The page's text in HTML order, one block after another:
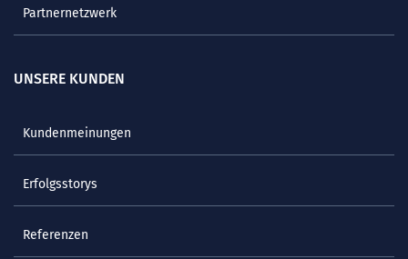
Partnernetzwerk
UNSERE KUNDEN
Kundenmeinungen
Erfolgsstorys
Referenzen